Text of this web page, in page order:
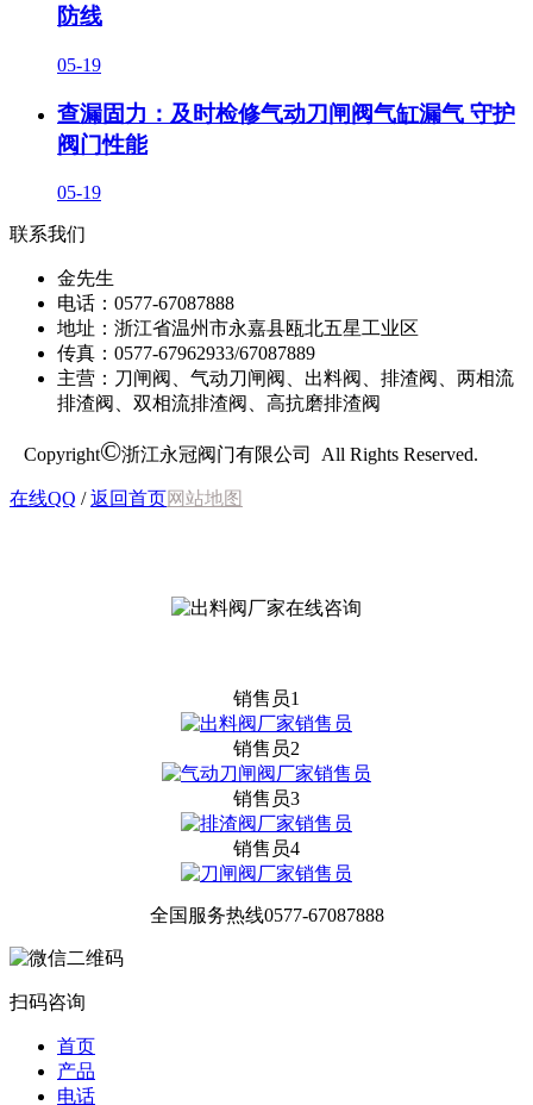
防线
05-19
查漏固力：及时检修气动刀闸阀气缸漏气 守护
阀门性能
05-19
联系我们
金先生
电话：0577-67087888
地址：浙江省温州市永嘉县瓯北五星工业区
传真：0577-67962933/67087889
主营：刀闸阀、气动刀闸阀、出料阀、排渣阀、两相流
排渣阀、双相流排渣阀、高抗磨排渣阀
Copyright©浙江永冠阀门有限公司 All Rights Reserved.
在线QQ /返回首页 网站地图
销售员1
销售员2
销售员3
销售员4
全国服务热线0577-67087888
扫码咨询
首页
产品
电话